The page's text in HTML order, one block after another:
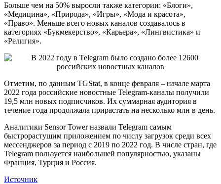
Больше чем на 50% выросли также категории: «Блоги»,
«Медицина», «Природа», «Игры», «Мода и красота»,
«Право». Меньше всего новых каналов создавалось в
категориях «Букмекерство», «Карьера», «Лингвистика» и
«Религия».
Отметим, по данным TGStat, в конце февраля – начале марта
2022 года российские новостные Telegram-каналы получили
19,5 млн новых подписчиков. Их суммарная аудитория в
течение года продолжала прирастать на несколько млн в день.
Аналитики Sensor Tower назвали Telegram самым
быстрорастущим приложением по числу загрузок среди всех
мессенджеров за период с 2019 по 2022 год. В числе стран, где
Telegram пользуется наибольшей популярностью, указаны
Франция, Турция и Россия.
Источник